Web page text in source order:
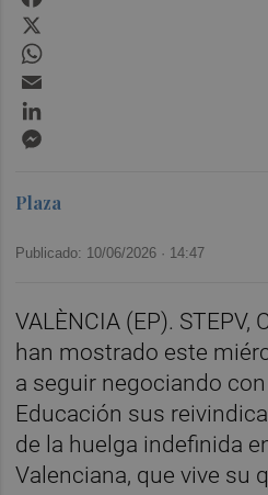
Plaza
Publicado: 10/06/2026 · 14:47
VALÈNCIA (EP). STEPV,
han mostrado este
a seguir negociando
Educación sus
de la huelga indefinida
Valenciana, que vive su